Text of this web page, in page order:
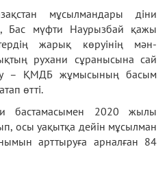
мұсылмандары діни
Бас мүфти Наурызбай қажы
жарық көруінің мән-
рухани сұранысына сай
– ҚМДБ жұмысының басым
өтті.
бастамасымен 2020 жылы
осы уақытқа дейін мұсылман
арттыруға арналған 84